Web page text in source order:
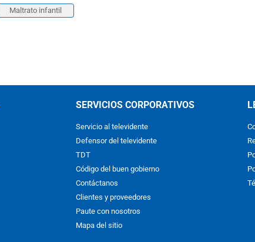
Maltrato infantil
SERVICIOS CORPORATIVOS
Servicio al televidente
Defensor del televidente
TDT
Código del buen gobierno
Contáctanos
Clientes y proveedores
Paute con nosotros
Mapa del sitio